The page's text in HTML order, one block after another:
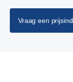
Vraag een